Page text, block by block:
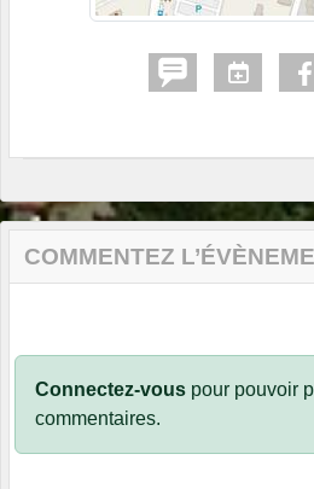
COMMENTEZ
Connectez-vous pour pouvoir
commentaires.